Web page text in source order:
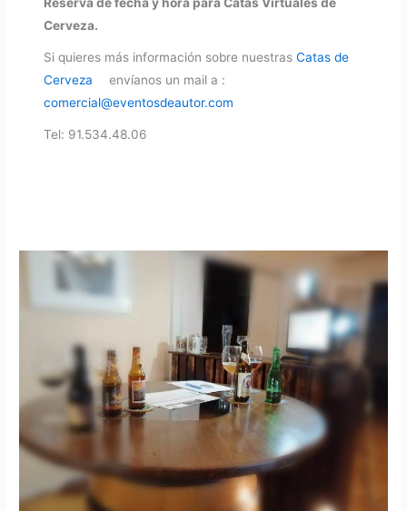
Cerveza.
Si quieres más información sobre nuestrasCatas de
Cerveza envíanos un mail a :
comercial@eventosdeautor.com
Tel: 91.534.48.06